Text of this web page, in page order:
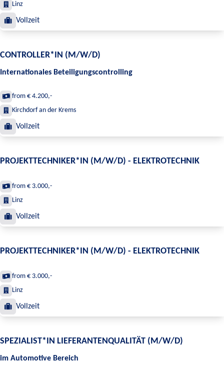
Linz
Vollzeit
CONTROLLER*IN (M/W/D)
Internationales Beteiligungscontrolling
from € 4.200,-
Kirchdorf an der Krems
Vollzeit
PROJEKTTECHNIKER*IN (M/W/D) - ELEKTROTECHNIK
from € 3.000,-
Linz
Vollzeit
PROJEKTTECHNIKER*IN (M/W/D) - ELEKTROTECHNIK
from € 3.000,-
Linz
Vollzeit
SPEZIALIST*IN LIEFERANTENQUALITÄT (M/W/D)
im Automotive Bereich